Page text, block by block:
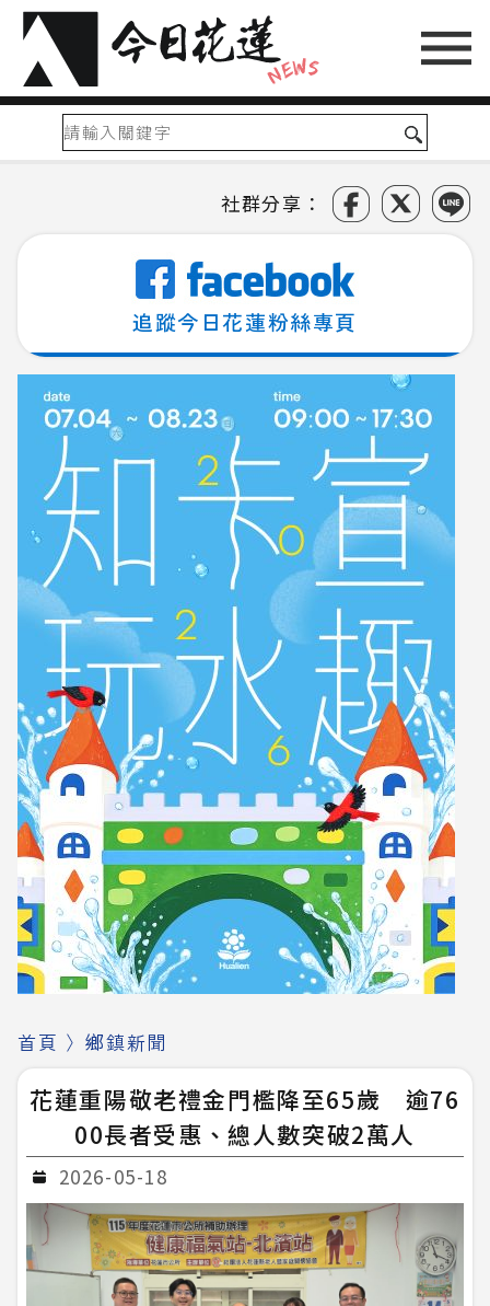
社群分享：
追蹤今日花蓮粉絲專頁
首頁 〉鄉鎮新聞
花蓮重陽敬老禮金門檻降至65歲 逾76
00長者受惠、總人數突破2萬人
2026-05-18